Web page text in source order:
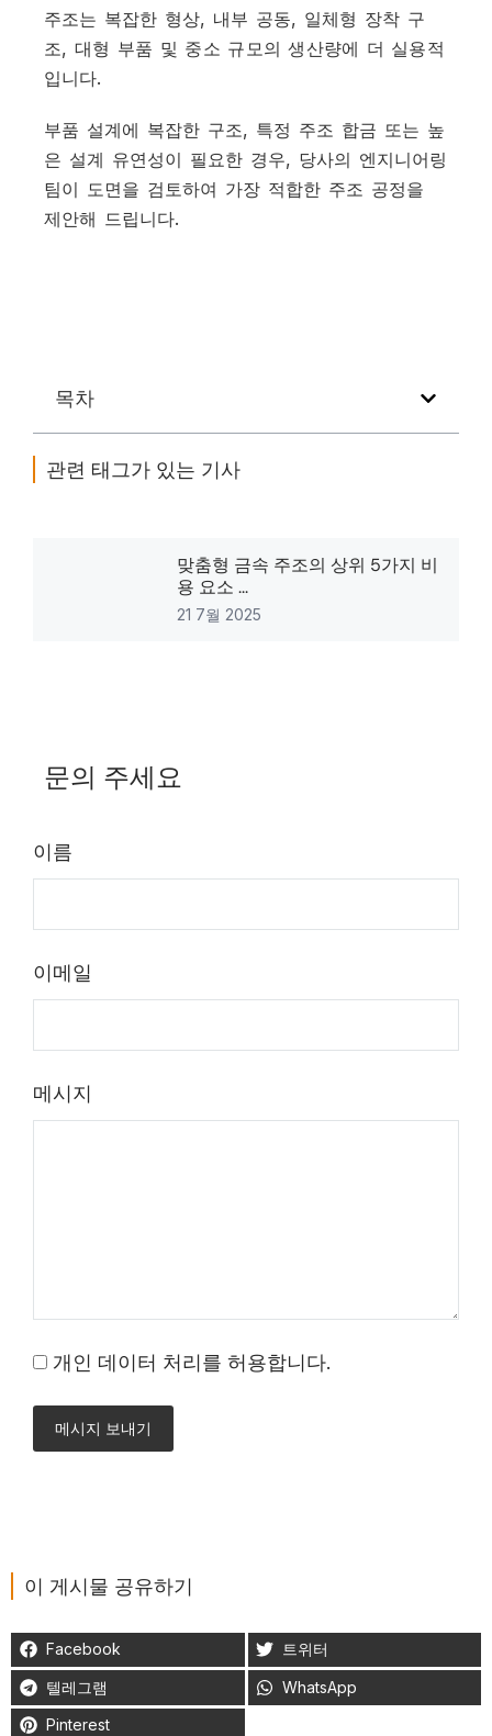
주조는 복잡한 형상, 내부 공동, 일체형 장착 구
조, 대형 부품 및 중소 규모의 생산량에 더 실용적
입니다.
부품 설계에 복잡한 구조, 특정 주조 합금 또는 높
은 설계 유연성이 필요한 경우, 당사의 엔지니어링
팀이 도면을 검토하여 가장 적합한 주조 공정을
제안해 드립니다.
목차
관련 태그가 있는 기사
맞춤형 금속 주조의 상위 5가지 비
용 요소 ...
21 7월 2025
문의 주세요
이름
이메일
메시지
개인 데이터 처리를 허용합니다.
메시지 보내기
이 게시물 공유하기
Facebook 트위터
텔레그램 WhatsApp
Pinterest